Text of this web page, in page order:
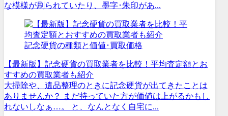
な模様が刷られていたり、墨字･朱印があ...
記念硬貨の種類と価値･買取価格
【最新版】記念硬貨の買取業者を比較！平均査定額とお
すすめの買取業者も紹介
大掃除や、遺品整理のときに記念硬貨が出てきたことは
ありませんか？ まだ持っていた方が価値は上がるかもし
れないしなぁ…。 と、なんとなく自宅に...